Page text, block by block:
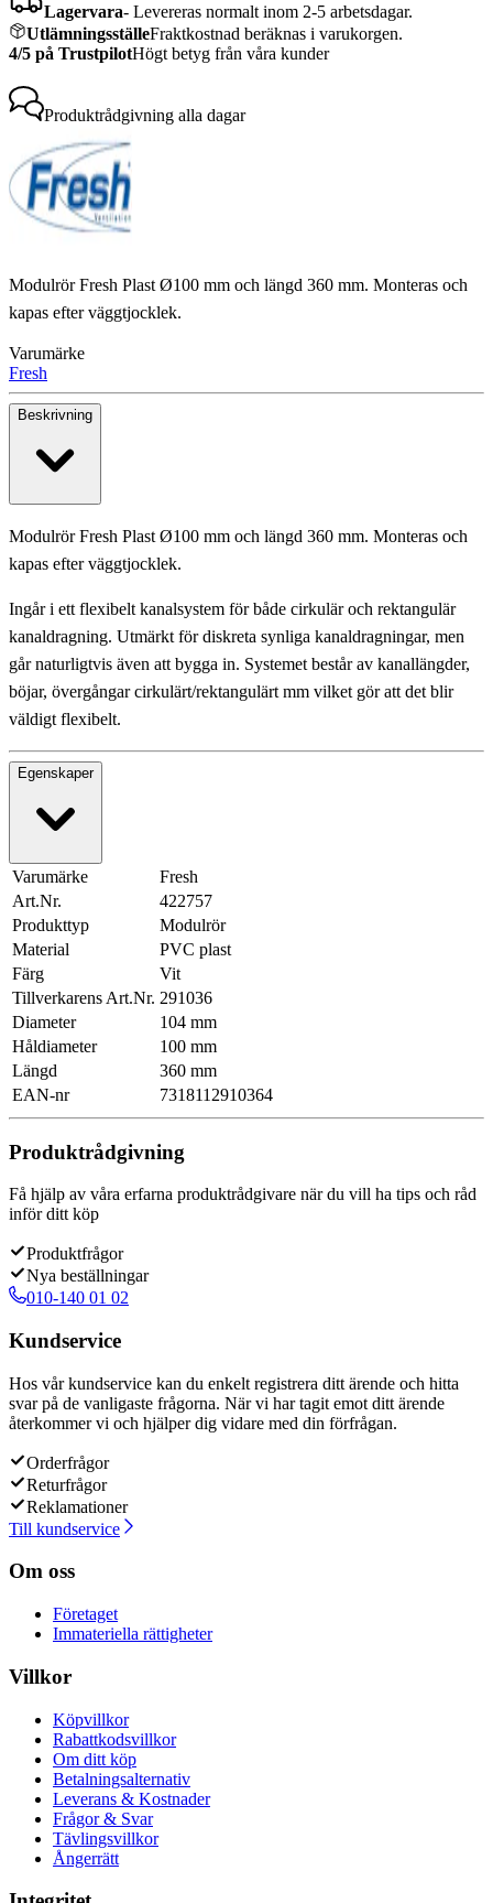
Lagervara- Levereras normalt inom 2-5 arbetsdagar.
UtlämningsställeFraktkostnad beräknas i varukorgen.
4/5 på TrustpilotHögt betyg från våra kunder
Produktrådgivning alla dagar
Modulrör Fresh Plast Ø100 mm och längd 360 mm. Monteras och
kapas efter väggtjocklek.
Varumärke
Fresh
Beskrivning
Modulrör Fresh Plast Ø100 mm och längd 360 mm. Monteras och
kapas efter väggtjocklek.
Ingår i ett flexibelt kanalsystem för både cirkulär och rektangulär
kanaldragning. Utmärkt för diskreta synliga kanaldragningar, men
går naturligtvis även att bygga in. Systemet består av kanallängder,
böjar, övergångar cirkulärt/rektangulärt mm vilket gör att det blir
väldigt flexibelt.
Egenskaper
Varumärke
Fresh
Art.Nr.
422757
Produkttyp
Modulrör
Material
PVC plast
Färg
Vit
Tillverkarens Art.Nr. 291036
Diameter
104 mm
Håldiameter
100 mm
Längd
360 mm
EAN-nr
7318112910364
Produktrådgivning
Få hjälp av våra erfarna produktrådgivare när du vill ha tips och råd
inför ditt köp
Produktfrågor
Nya beställningar
010-140 01 02
Kundservice
Hos vår kundservice kan du enkelt registrera ditt ärende och hitta
svar på de vanligaste frågorna. När vi har tagit emot ditt ärende
återkommer vi och hjälper dig vidare med din förfrågan.
Orderfrågor
Returfrågor
Reklamationer
Till kundservice
Om oss
Företaget
Immateriella rättigheter
Villkor
Köpvillkor
Rabattkodsvillkor
Om ditt köp
Betalningsalternativ
Leverans & Kostnader
Frågor & Svar
Tävlingsvillkor
Ångerrätt